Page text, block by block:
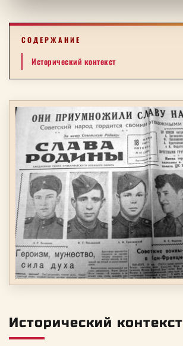
СОДЕРЖАНИЕ
Исторический контекст
Исторический контекст